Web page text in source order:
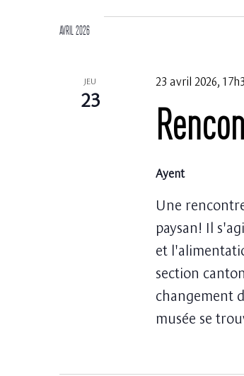
avril 2026
JEU
23
23 avril 2026,
Ayent
Une
paysan! Il
et
section
changement
musée se